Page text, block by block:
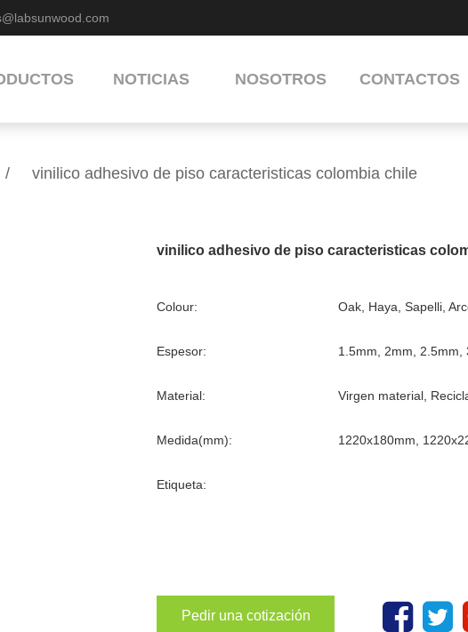
NOTICIAS NOSOTROS CONTACTOS
/ vinilico adhesivo de piso caracteristicas colombia chile
vinilico adhesivo de piso caracteristicas
Colour: Oak, Haya, Sapelli,
Espesor: 1.5mm, 2mm, 2.5mm,
Material: Virgen material,
Medida(mm): 1220x180mm,
Etiqueta:
Pedir una cotización